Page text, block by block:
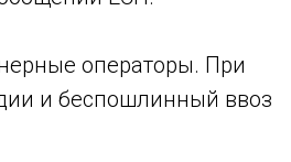
операторы. При
и беспошлинный ввоз